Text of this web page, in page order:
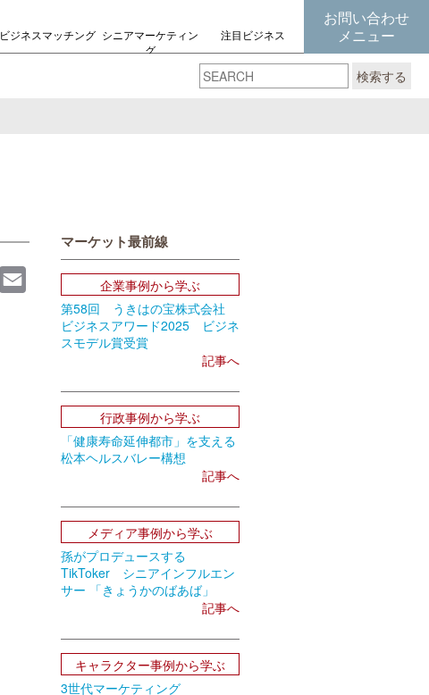
ビジネスマッチング シニアマーケティン
グ
注目ビジネス
お問い合わせ
メニュー
検索する
FacebookEmail
マーケット最前線
企業事例から学ぶ
第58回 うきはの宝株式会社
ビジネスアワード2025 ビジネ
スモデル賞受賞
記事へ
行政事例から学ぶ
「健康寿命延伸都市」を支える
松本ヘルスバレー構想
記事へ
メディア事例から学ぶ
孫がプロデュースする
TikToker シニアインフルエン
サー 「きょうかのばあば」
記事へ
キャラクター事例から学ぶ
3世代マーケティング